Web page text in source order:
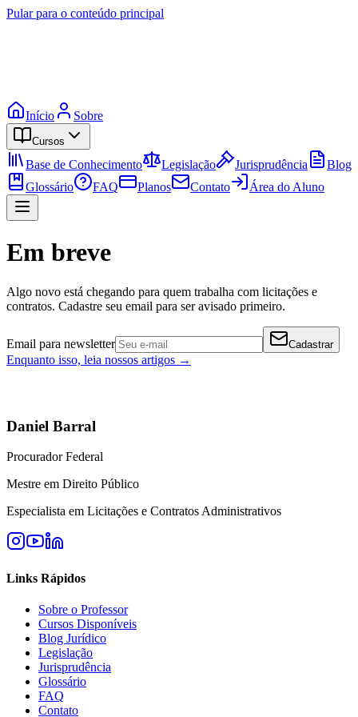
Pular para o conteúdo principal
Início Sobre
Cursos
Base de Conhecimento Legislação Jurisprudência
Blog
Glossário
FAQ Planos Contato Área do Aluno
Em breve
Algo novo está chegando para quem trabalha com licitações e
contratos. Cadastre seu email para ser avisado primeiro.
Email para newsletter Cadastrar
Enquanto isso, leia nossos artigos →
Daniel Barral
Procurador Federal
Mestre em Direito Público
Especialista em Licitações e Contratos Administrativos
Links Rápidos
Sobre o Professor
Cursos Disponíveis
Blog Jurídico
Legislação
Jurisprudência
Glossário
FAQ
Contato